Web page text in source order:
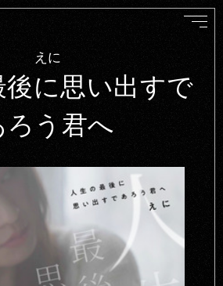
えに
後に思い出すで
ろう君へ